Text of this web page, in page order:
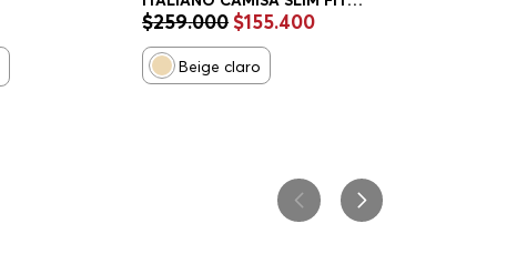
HOMBRE
$259.000 $155.400
Beige claro